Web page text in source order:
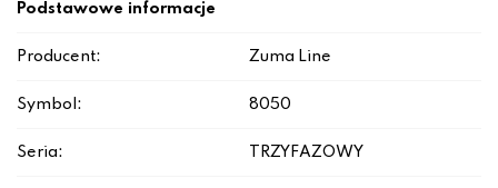
Podstawowe informacje
Producent: Zuma Line
Symbol: 8050
Seria: TRZYFAZOWY